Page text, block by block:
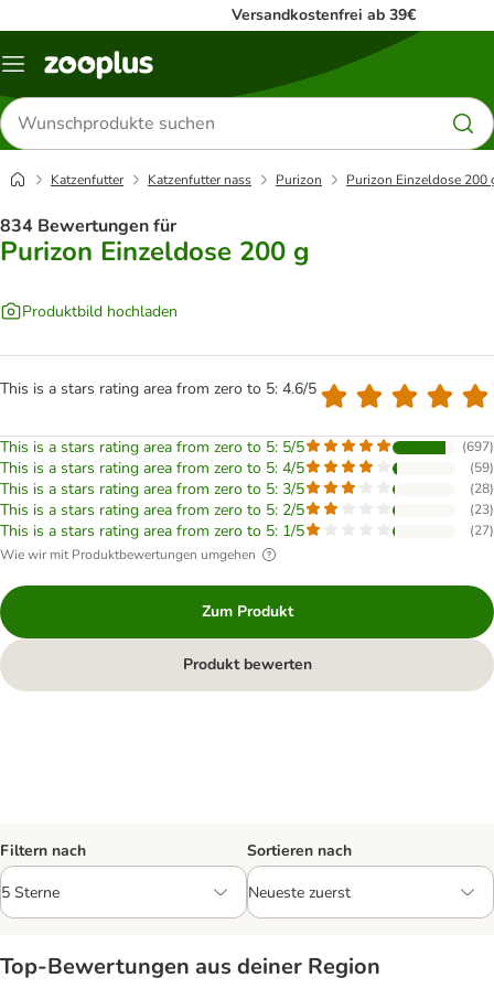
Versandkostenfrei ab 39€
Menü
Produkte
suchen
Katzenfutter Katzenfutter nass Purizon Purizon Einzeldose 200
834 Bewertungen für
Purizon Einzeldose 200 g
Produktbild hochladen
This is a stars rating area from zero to 5: 4.6/5
This is a stars rating area from zero to 5: 5/5 (697)
This is a stars rating area from zero to 5: 4/5 (59)
This is a stars rating area from zero to 5: 3/5 (28)
This is a stars rating area from zero to 5: 2/5 (23)
This is a stars rating area from zero to 5: 1/5 (27)
Wie wir mit Produktbewertungen umgehen
Zum Produkt
Produkt bewerten
Filtern nach Sortieren nach
Top‑Bewertungen aus deiner Region